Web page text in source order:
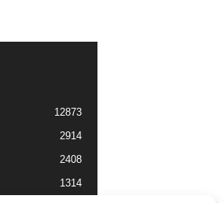
12873
2914
2408
1314